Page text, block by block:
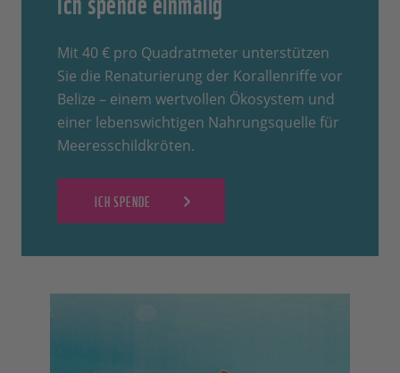
Mit 40 € pro Quadratmeter unterstützen
Sie die Renaturierung der Korallenriffe vor
Belize – einem wertvollen Ökosystem und
einer lebenswichtigen Nahrungsquelle für
Meeresschildkröten.
ICH SPENDE